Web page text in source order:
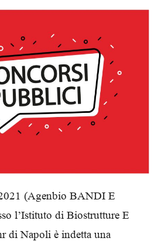
(Agenbio BANDI E
l’Istituto di Biostrutture E
di Napoli è indetta una